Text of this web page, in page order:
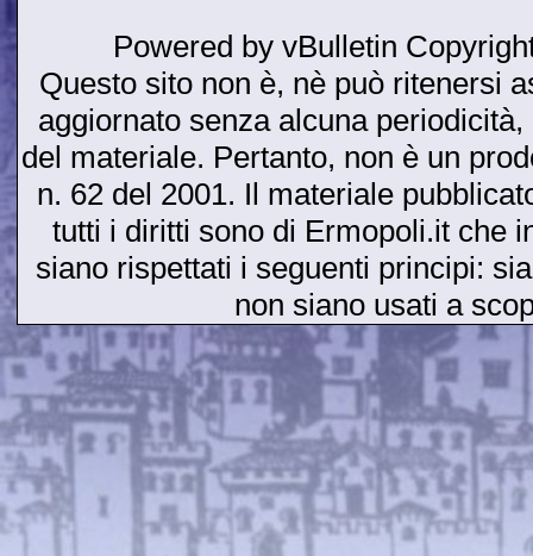
Powered by vBulletin
Questo sito non è, nè può ritenersi
aggiornato senza alcuna
del materiale. Pertanto, non è un
n. 62 del 2001. Il materiale
tutti i diritti sono di Ermopoli.it che
siano rispettati i seguenti principi:
non siano usati a